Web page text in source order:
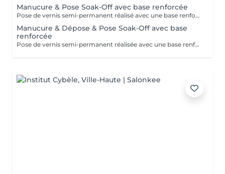
Manucure & Pose Soak-Off avec base renforcée
Pose de vernis semi-permanent réalisé avec une base renforcée pour une meilleure tenue et une protection optimale de l'ongle.
Manucure & Dépose & Pose Soak-Off avec base
renforcée
Pose de vernis semi-permanent réalisée avec une base renforcée pour une meilleure tenue et une protection optimale de l'ongle. Se retire à l'acetone.